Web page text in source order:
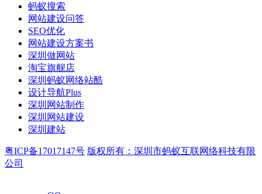
蚂蚁搜索
网站建设问答
SEO优化
网站建设方案书
深圳做网站
淘宝旗舰店
深圳蚂蚁网络站酷
设计导航Plus
深圳网站制作
深圳网站建设
深圳建站
粤ICP备17017147号 版权所有：深圳市蚂蚁互联网络科技有限
公司